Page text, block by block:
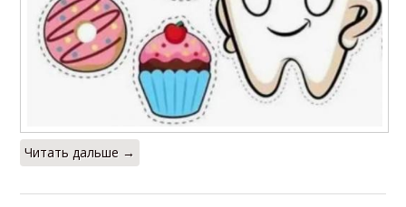
Читать дальше →